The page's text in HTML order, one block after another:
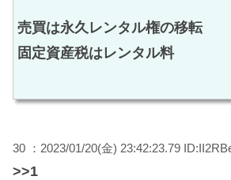
売買は永久レンタル権の移転
固定資産税はレンタル料
30 ：2023/01/20(金) 23:42:23.79
>>1